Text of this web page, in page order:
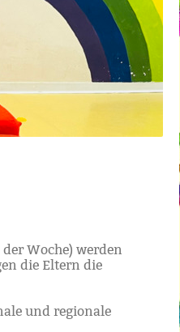
Woche) werden
die Eltern die
und regionale